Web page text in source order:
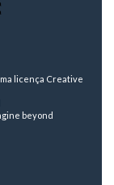
licença Creative
beyond